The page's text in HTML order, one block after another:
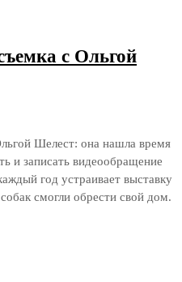
с Ольгой
Шелест: она нашла время
и записать видеообращение
год устраивает выставку
смогли обрести свой дом.